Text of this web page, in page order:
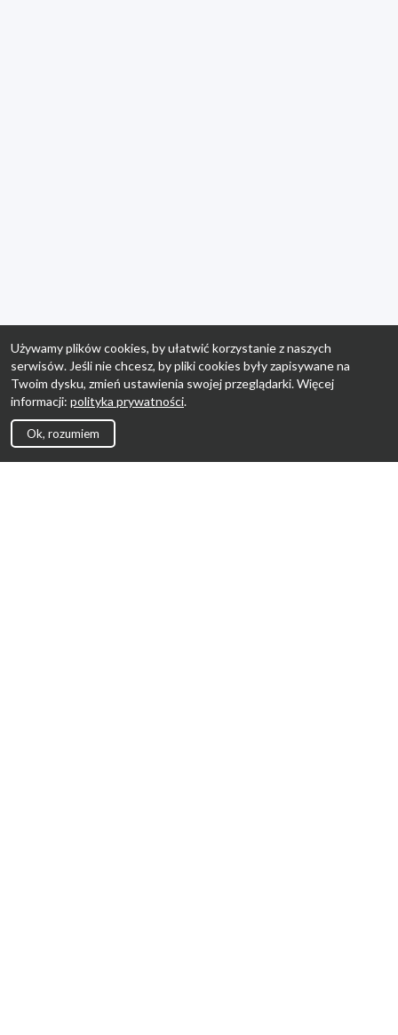
Używamy plików cookies, by ułatwić korzystanie z naszych
serwisów. Jeśli nie chcesz, by pliki cookies były zapisywane na
Twoim dysku, zmień ustawienia swojej przeglądarki. Więcej
informacji: polityka prywatności.
Ok, rozumiem